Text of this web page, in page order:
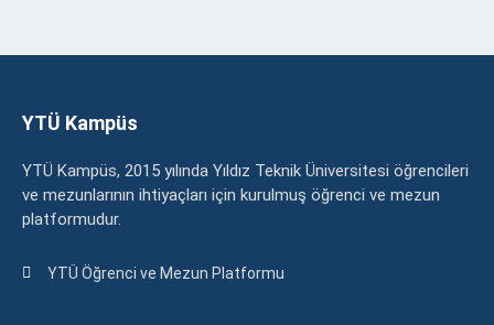
YTÜ Kampüs
YTÜ Kampüs, 2015 yılında Yıldız Teknik Üniversitesi öğrencileri
ve mezunlarının ihtiyaçları için kurulmuş öğrenci ve mezun
platformudur.
YTÜ Öğrenci ve Mezun Platformu